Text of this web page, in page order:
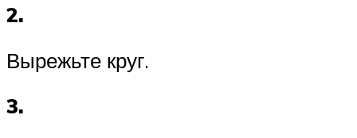
2.
Вырежьте круг.
3.